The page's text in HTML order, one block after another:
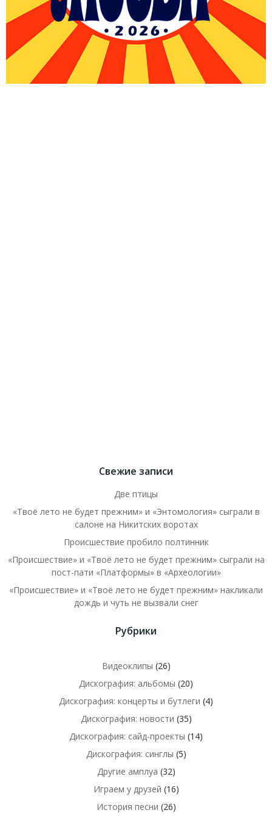
Свежие записи
Две птицы
«Твоё лето не будет прежним» и «Энтомология» сыграли в
салоне на Никитских воротах
Происшествие пробило полтинник
«Происшествие» и «Твоё лето не будет прежним» сыграли на
пост-пати «Платформы» в «Археологии»
«Происшествие» и «Твоё лето не будет прежним» накликали
дождь и чуть не вызвали снег
Рубрики
Видеоклипы (26)
Дискография: альбомы (20)
Дискография: концерты и бутлеги (4)
Дискография: новости (35)
Дискография: сайд-проекты (14)
Дискография: синглы (5)
Другие амплуа (32)
Играем у друзей (16)
История песни (26)